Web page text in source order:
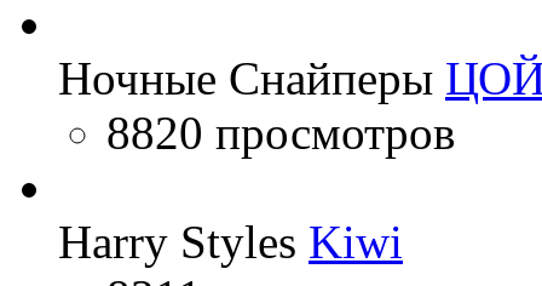
Ночные Снайперы
8820 просмотров
Harry Styles Kiwi